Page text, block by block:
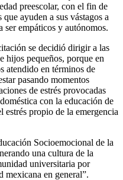
preescolar, con el fin de
ayuden a sus vástagos a
ser empáticos y autónomos.
se decidió dirigir a las
hijos pequeños, porque en
atendido en términos de
pasando momentos
de estrés provocadas
con la educación de
estrés propio de la emergencia
Socioemocional de la
una cultura de la
universitaria por
mexicana en general”.